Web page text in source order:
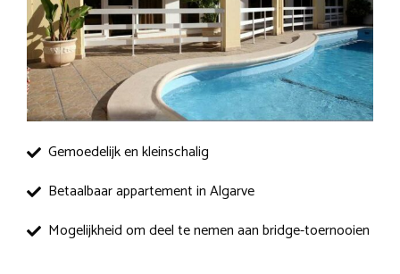
Gemoedelijk en kleinschalig
Betaalbaar appartement in Algarve
Mogelijkheid om deel te nemen aan bridge-toernooien